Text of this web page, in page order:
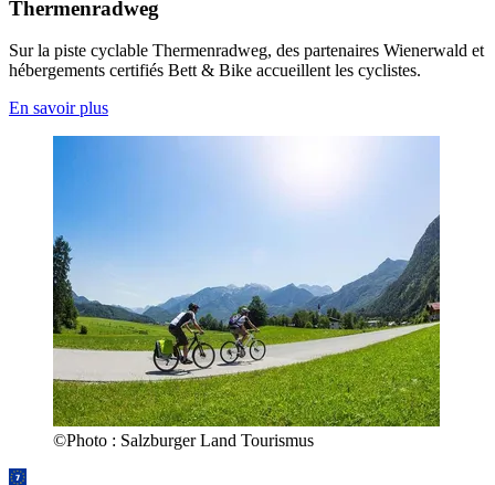
Thermenradweg
Sur la piste cyclable Thermenradweg, des partenaires Wienerwald et
hébergements certifiés Bett & Bike accueillent les cyclistes.
En savoir plus
©Photo : Salzburger Land Tourismus